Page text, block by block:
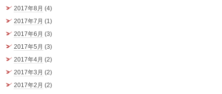
2017年8月 (4)
2017年7月 (1)
2017年6月 (3)
2017年5月 (3)
2017年4月 (2)
2017年3月 (2)
2017年2月 (2)